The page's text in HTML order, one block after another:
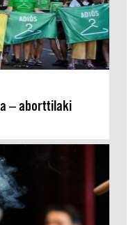
– aborttilaki